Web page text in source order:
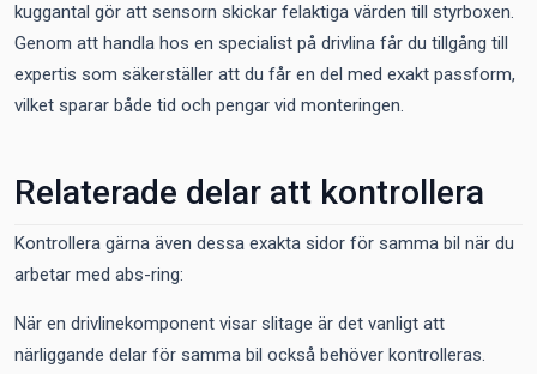
kuggantal gör att sensorn skickar felaktiga värden till styrboxen.
Genom att handla hos en specialist på drivlina får du tillgång till
expertis som säkerställer att du får en del med exakt passform,
vilket sparar både tid och pengar vid monteringen.
Relaterade delar att kontrollera
Kontrollera gärna även dessa exakta sidor för samma bil när du
arbetar med abs-ring:
När en drivlinekomponent visar slitage är det vanligt att
närliggande delar för samma bil också behöver kontrolleras.